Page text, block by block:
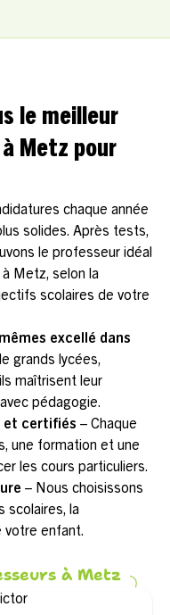
le meilleur
Metz pour
chaque année
solides. Après tests,
le professeur idéal
Metz, selon la
scolaires de votre
excellé dans
grands lycées,
maîtrisent leur
pédagogie.
et certifiés – Chaque
une formation et une
les cours particuliers.
– Nous choisissons
scolaires, la
votre enfant.
à Metz